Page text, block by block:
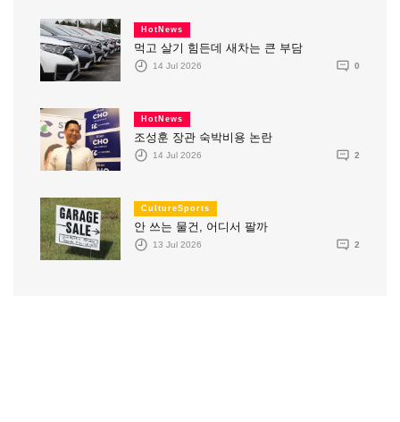
HotNews
먹고 살기 힘든데 새차는 큰 부담
14 Jul 2026 0
HotNews
조성훈 장관 숙박비용 논란
14 Jul 2026 2
CultureSports
안 쓰는 물건, 어디서 팔까
13 Jul 2026 2